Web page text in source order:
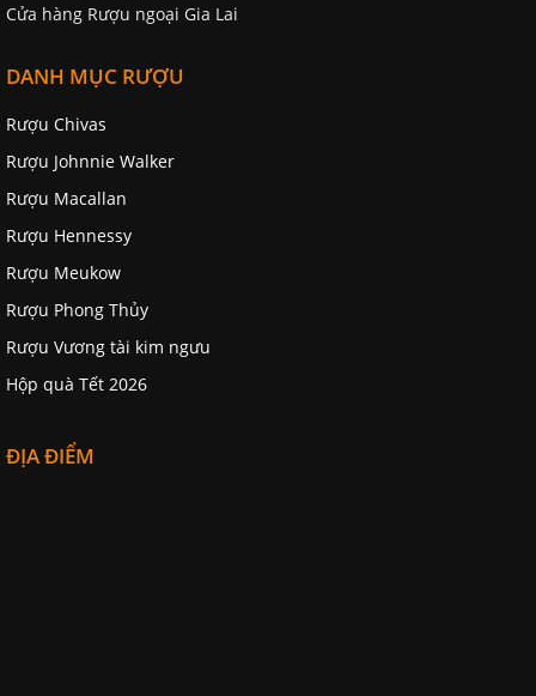
Cửa hàng Rượu ngoại Gia Lai
DANH MỤC RƯỢU
Rượu Chivas
Rượu Johnnie Walker
Rượu Macallan
Rượu Hennessy
Rượu Meukow
Rượu Phong Thủy
Rượu Vương tài kim ngưu
Hộp quà Tết 2026
ĐỊA ĐIỂM